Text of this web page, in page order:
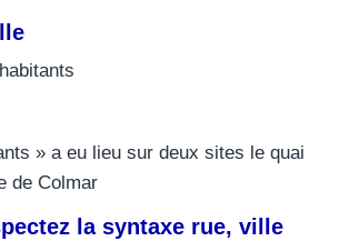
» a eu lieu sur deux sites le quai
de Colmar
la syntaxe rue, ville